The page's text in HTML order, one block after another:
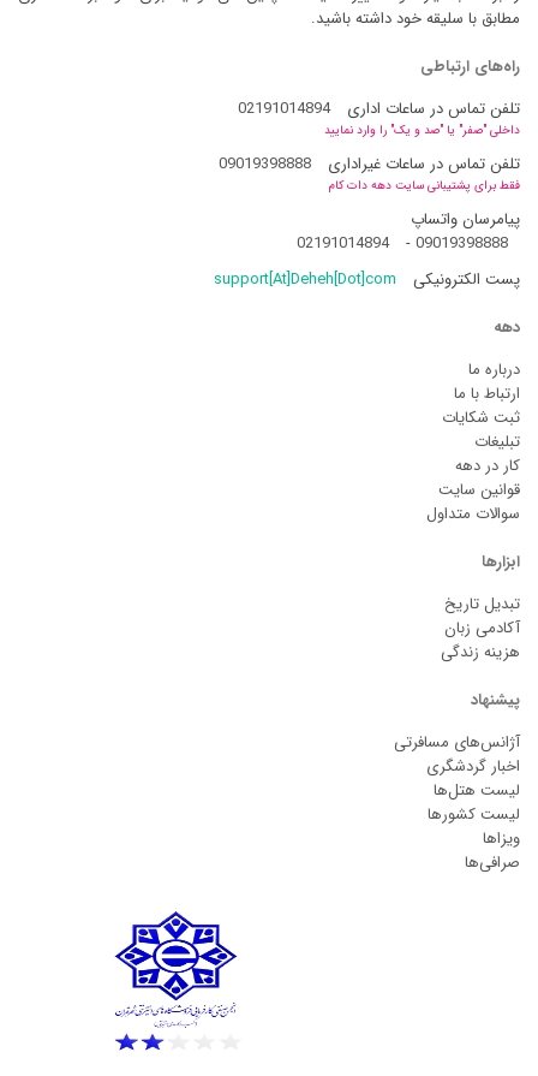
مطابق با سلیقه خود داشته باشید.
راه‌های ارتباطی
تلفن تماس در ساعات اداری
02191014894
داخلی "صفر" یا "صد و یک" را وارد نمایید
تلفن تماس در ساعات غیراداری 09019398888
فقط برای پشتیبانی سایت دهه دات کام
پیامرسان واتساپ
09019398888
-
02191014894
پست الکترونیکی
support[At]Deheh[Dot]com
دهه
درباره ما
ارتباط با ما
ثبت شکایات
تبلیغات
کار در دهه
قوانین سایت
سوالات متداول
ابزارها
تبدیل تاریخ
آکادمی زبان
هزینه زندگی
پیشنهاد
آژانس‌های مسافرتی
اخبار گردشگری
لیست هتل‌ها
لیست کشورها
ویزاها
صرافی‌ها